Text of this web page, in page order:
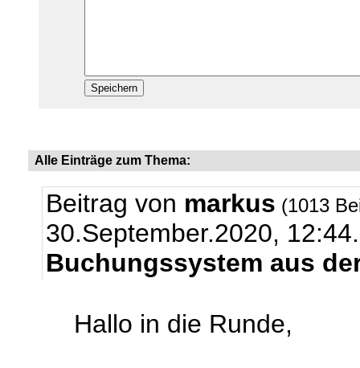
Alle Einträge zum Thema:
Beitrag von markus (1013
30.September.2020, 12:44.
Buchungssystem aus
Hallo in die Runde,